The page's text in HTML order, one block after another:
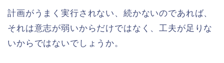
計画がうまく実行されない、続かないのであれば、
それは意志が弱いからだけではなく、工夫が足りな
いからではないでしょうか。